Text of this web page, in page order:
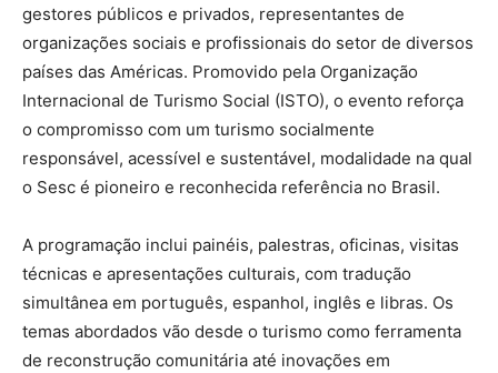
gestores públicos e privados, representantes de
organizações sociais e profissionais do setor de diversos
países das Américas. Promovido pela Organização
Internacional de Turismo Social (ISTO), o evento reforça
o compromisso com um turismo socialmente
responsável, acessível e sustentável, modalidade na qual
o Sesc é pioneiro e reconhecida referência no Brasil.
A programação inclui painéis, palestras, oficinas, visitas
técnicas e apresentações culturais, com tradução
simultânea em português, espanhol, inglês e libras. Os
temas abordados vão desde o turismo como ferramenta
de reconstrução comunitária até inovações em